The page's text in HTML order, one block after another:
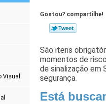
Visual
Gostou? compartilhe!
São itens
momentos de
de sinalização em
segurança.
Está